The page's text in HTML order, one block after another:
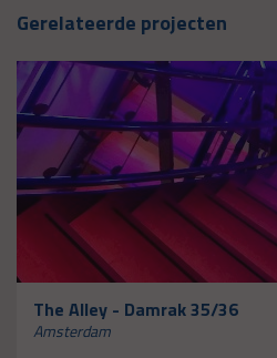
Gerelateerde projecten
The Alley - Damrak 35/36
Amsterdam